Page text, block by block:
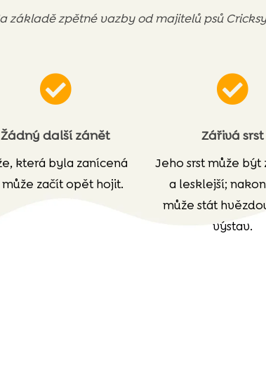
základě zpětné vazby od majitelů psů

Žádný další zánět
která byla zanícená
může začít opět hojit.

Zářivá srst
Jeho srst může být
a lesklejší;
může stát
výstav.